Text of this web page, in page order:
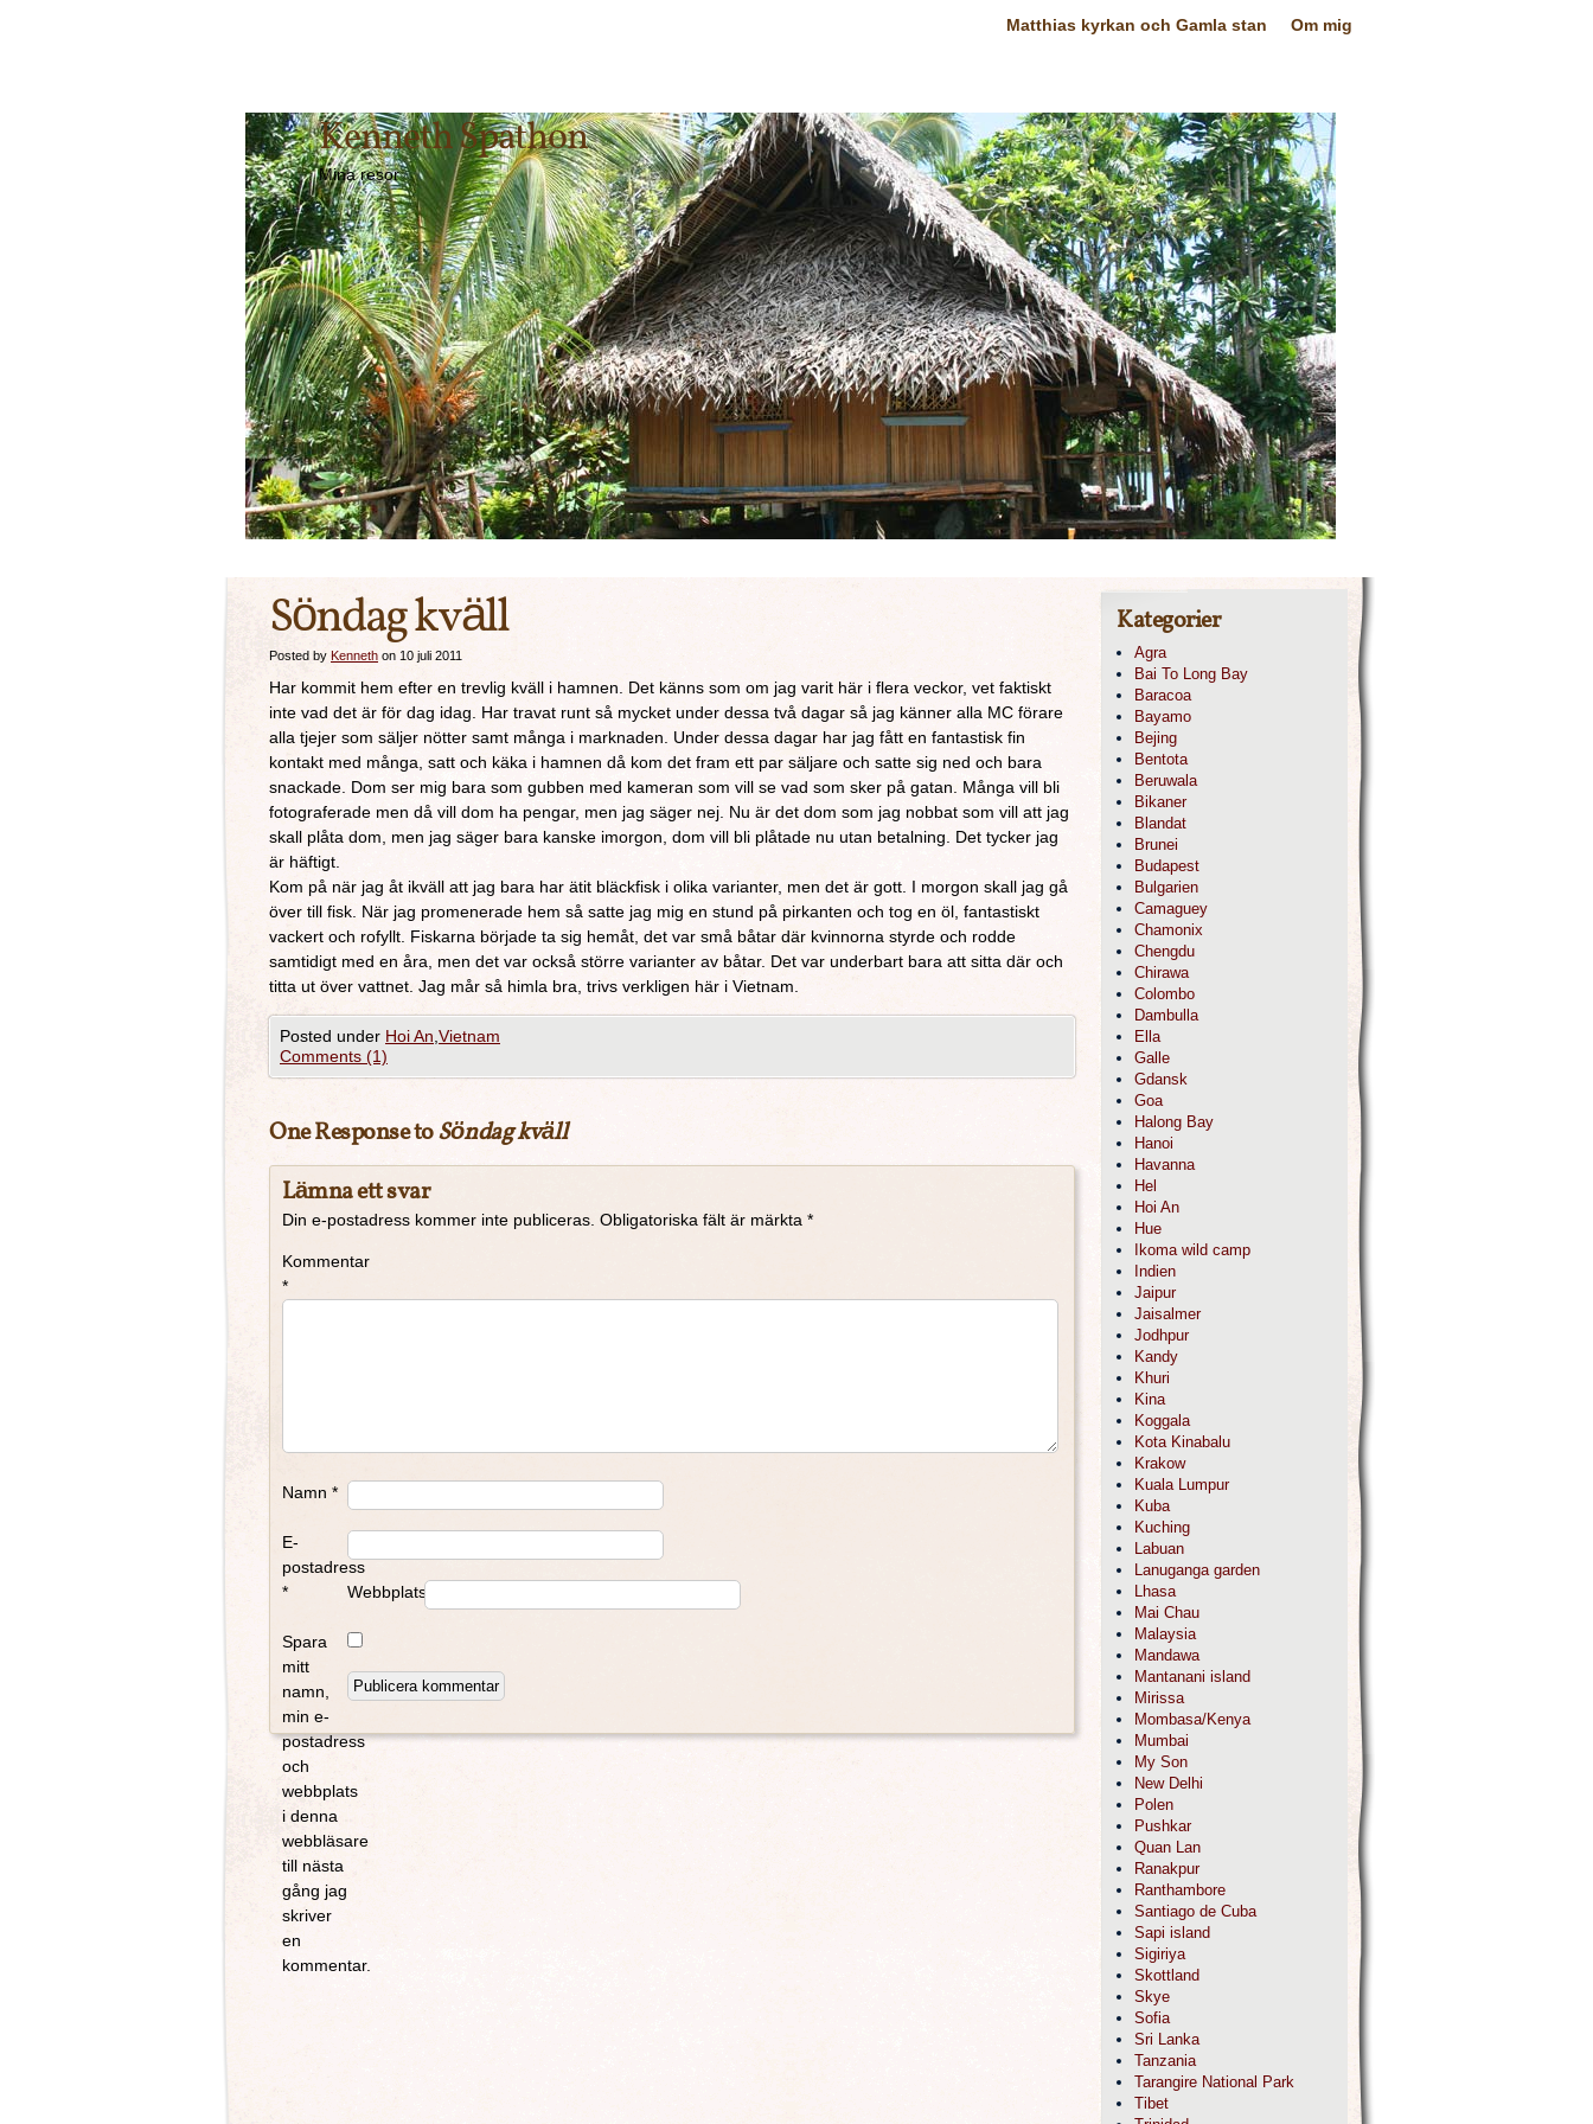
Matthias kyrkan och Gamla stan Om mig
Kenneth Spathon
Mina resor
Söndag kväll
Posted by Kenneth on 10 juli 2011
Har kommit hem efter en trevlig kväll i hamnen. Det känns som om jag varit här i flera veckor, vet faktiskt
inte vad det är för dag idag. Har travat runt så mycket under dessa två dagar så jag känner alla MC förare
alla tjejer som säljer nötter samt många i marknaden. Under dessa dagar har jag fått en fantastisk fin
kontakt med många, satt och käka i hamnen då kom det fram ett par säljare och satte sig ned och bara
snackade. Dom ser mig bara som gubben med kameran som vill se vad som sker på gatan. Många vill bli
fotograferade men då vill dom ha pengar, men jag säger nej. Nu är det dom som jag nobbat som vill att jag
skall plåta dom, men jag säger bara kanske imorgon, dom vill bli plåtade nu utan betalning. Det tycker jag
är häftigt.
Kom på när jag åt ikväll att jag bara har ätit bläckfisk i olika varianter, men det är gott. I morgon skall jag gå
över till fisk. När jag promenerade hem så satte jag mig en stund på pirkanten och tog en öl, fantastiskt
vackert och rofyllt. Fiskarna började ta sig hemåt, det var små båtar där kvinnorna styrde och rodde
samtidigt med en åra, men det var också större varianter av båtar. Det var underbart bara att sitta där och
titta ut över vattnet. Jag mår så himla bra, trivs verkligen här i Vietnam.
Posted under Hoi An Vietnam
Comments (1)
One Response toSöndag kväll
Lämna ett svar
Din e-postadress kommer inte publiceras. Obligatoriska fält är märkta *
Kommentar
*
Namn *
E-
postadress
*
Webbplats
Spara
mitt
namn,
min e-
postadress
och
webbplats
i denna
webbläsare
till nästa
gång jag
skriver
en
kommentar.
Kategorier
Agra
Bai To Long Bay
Baracoa
Bayamo
Bejing
Bentota
Beruwala
Bikaner
Blandat
Brunei
Budapest
Bulgarien
Camaguey
Chamonix
Chengdu
Chirawa
Colombo
Dambulla
Ella
Galle
Gdansk
Goa
Halong Bay
Hanoi
Havanna
Hel
Hoi An
Hue
Ikoma wild camp
Indien
Jaipur
Jaisalmer
Jodhpur
Kandy
Khuri
Kina
Koggala
Kota Kinabalu
Krakow
Kuala Lumpur
Kuba
Kuching
Labuan
Lanuganga garden
Lhasa
Mai Chau
Malaysia
Mandawa
Mantanani island
Mirissa
Mombasa/Kenya
Mumbai
My Son
New Delhi
Polen
Pushkar
Quan Lan
Ranakpur
Ranthambore
Santiago de Cuba
Sapi island
Sigiriya
Skottland
Skye
Sofia
Sri Lanka
Tanzania
Tarangire National Park
Tibet